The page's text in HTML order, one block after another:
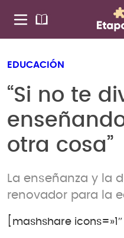
EDUCACIÓN
“Si no te
otra cosa”
La enseñanza y la
renovador para la
[mashshare icons=»1″]